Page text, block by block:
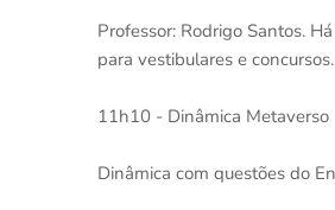
Professor: Rodrigo Santos.
para vestibulares e
11h10 - Dinâmica Metaverso
Dinâmica com questões do